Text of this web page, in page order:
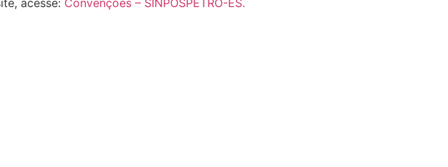
acesse: Convenções – SINPOSPETRO-ES.